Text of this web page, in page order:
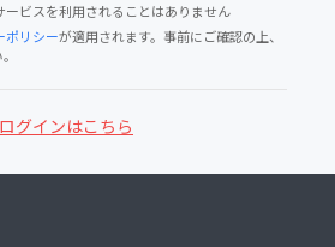
ビスを利用されることはありません
ポリシーが適用されます。事前にご確認の上、
ログインはこちら